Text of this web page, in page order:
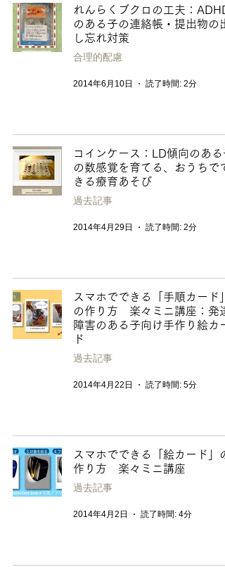
れんらくブクロの工夫：ADHD
のある子の連絡帳・提出物の出
し忘れ対策
合理的配慮
2014年6月10日 読了時間: 2分
コインケース：LD傾向のある
の数感覚を育てる、おうちでで
きる療育あそび
過去記事
2014年4月29日 読了時間: 2分
スマホでできる「手順カード」
の作り方 楽々ミニ講座：発達
障害のある子向け手作り絵カー
ド
過去記事
2014年4月22日 読了時間: 5分
スマホでできる「絵カード」の
作り方 楽々ミニ講座
過去記事
2014年4月2日 読了時間: 4分